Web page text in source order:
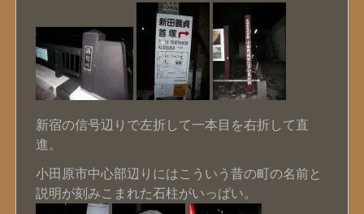
新宿の信号辺りで左折して一本目を右折して直
進。
小田原市中心部辺りにはこういう昔の町の名前と
説明が刻みこまれた石柱がいっぱい。